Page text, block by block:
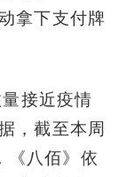
拿下支付牌
接近疫情
，截至本周
《八佰》依